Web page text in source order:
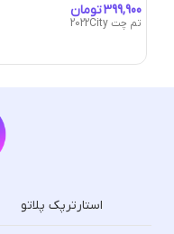
تومان
تم چت 2022City
استارترپک پلاتو